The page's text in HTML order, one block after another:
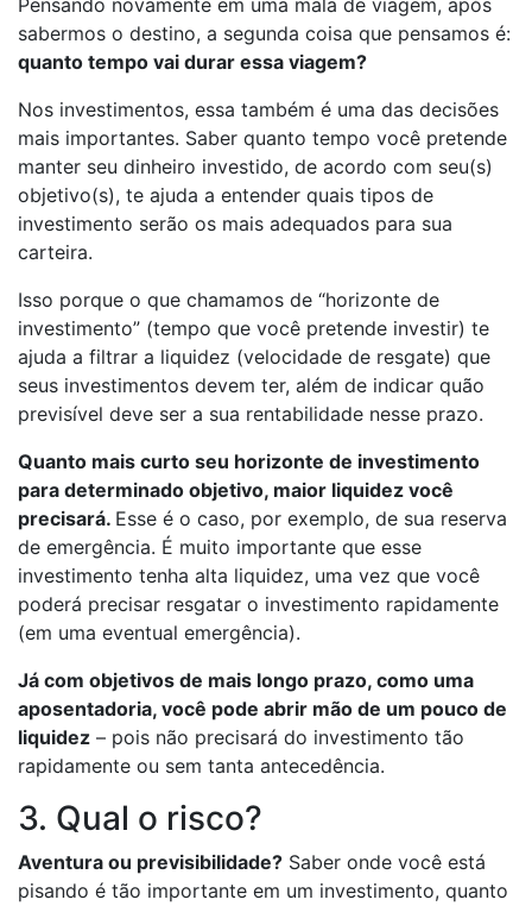
Pensando novamente em uma mala de viagem, após
sabermos o destino, a segunda coisa que pensamos é:
quanto tempo vai durar essa viagem?
Nos investimentos, essa também é uma das decisões
mais importantes. Saber quanto tempo você pretende
manter seu dinheiro investido, de acordo com seu(s)
objetivo(s), te ajuda a entender quais tipos de
investimento serão os mais adequados para sua
carteira.
Isso porque o que chamamos de “horizonte de
investimento” (tempo que você pretende investir) te
ajuda a filtrar a liquidez (velocidade de resgate) que
seus investimentos devem ter, além de indicar quão
previsível deve ser a sua rentabilidade nesse prazo.
Quanto mais curto seu horizonte de investimento
para determinado objetivo, maior liquidez você
precisará. Esse é o caso, por exemplo, de sua reserva
de emergência. É muito importante que esse
investimento tenha alta liquidez, uma vez que você
poderá precisar resgatar o investimento rapidamente
(em uma eventual emergência).
Já com objetivos de mais longo prazo, como uma
aposentadoria, você pode abrir mão de um pouco de
liquidez – pois não precisará do investimento tão
rapidamente ou sem tanta antecedência.
3. Qual o risco?
Aventura ou previsibilidade? Saber onde você está
pisando é tão importante em um investimento, quanto